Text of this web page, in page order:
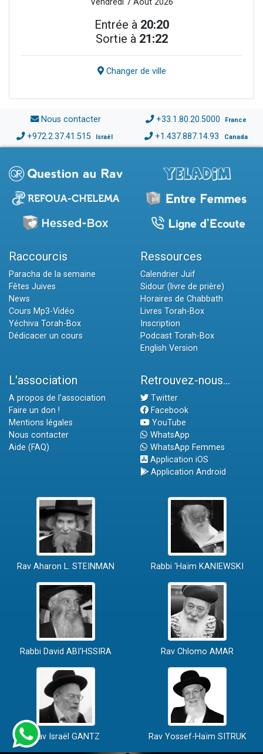
Vendredi 7 Août 2026
Entrée à 20:20
Sortie à 21:22
Changer de ville
Nous contacter +33.1.80.20.5000 France
+972.2.37.41.515 Israël +1.437.887.14.93 Canada
Raccourcis
Paracha de la semaine
Fêtes Juives
News
Cours Mp3-Vidéo
Yéchiva Torah-Box
Dédicacer un cours
Ressources
Calendrier Juif
Sidour (livre de prière)
Horaires de Chabbath
Livres Torah-Box
Inscription
Podcast Torah-Box
English Version
L'association
A propos de l'association
Faire un don !
Mentions légales
Nous contacter
Aide (FAQ)
Retrouvez-nous...
Twitter
Facebook
YouTube
WhatsApp
WhatsApp Femmes
Application iOS
Application Android
Rav Aharon L. STEINMAN Rabbi 'Haïm KANIEWSKI
Rabbi David ABI'HSSIRA Rav Chlomo AMAR
Rav Israël GANTZ Rav Yossef-Haïm SITRUK